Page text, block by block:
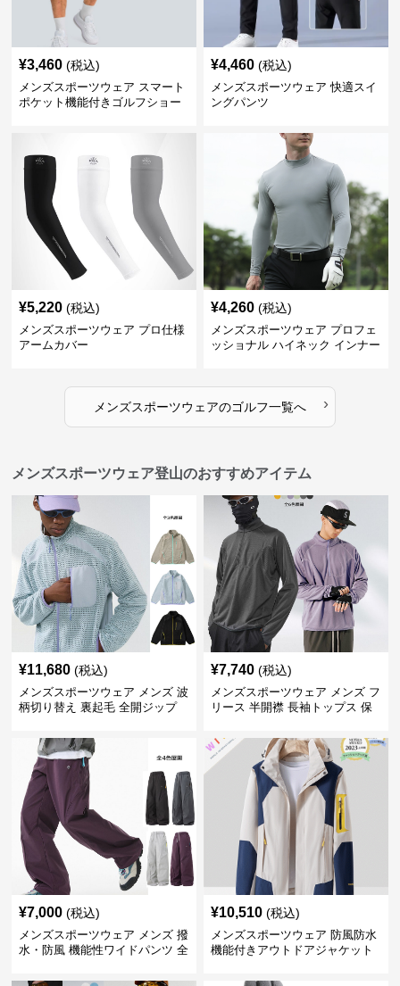
¥3,460 (税込)
メンズスポーツウェア スマート
ポケット機能付きゴルフショー
¥4,460 (税込)
メンズスポーツウェア 快適スイ
ングパンツ
¥5,220 (税込)
メンズスポーツウェア プロ仕様
アームカバー
¥4,260 (税込)
メンズスポーツウェア プロフェ
ッショナル ハイネック インナー
メンズスポーツウェアのゴルフ一覧へ ›
メンズスポーツウェア登山のおすすめアイテム
¥11,680 (税込)
メンズスポーツウェア メンズ 波
柄切り替え 裏起毛 全開ジップ
¥7,740 (税込)
メンズスポーツウェア メンズ フ
リース 半開襟 長袖トップス 保
¥7,000 (税込)
メンズスポーツウェア メンズ 撥
水・防風 機能性ワイドパンツ 全
¥10,510 (税込)
メンズスポーツウェア 防風防水
機能付きアウトドアジャケット